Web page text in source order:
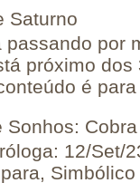
Saturno
passando por
próximo
é
Sonhos: Cobra
12/Set/